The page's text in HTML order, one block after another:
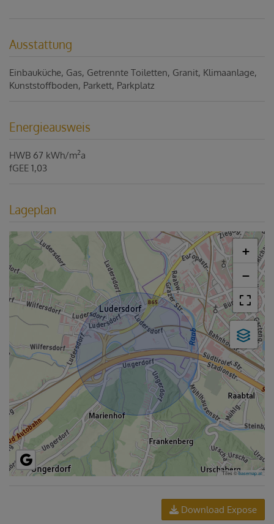
Ausstattung
Einbauküche Gas Getrennte Toiletten Granit Klimaanlage
Kunststoffboden Parkett Parkplatz
Energieausweis
HWB 67 kWh/m2a
fGEE 1,03
Lageplan
+
−
Tiles ©basemap.at
Download Expose